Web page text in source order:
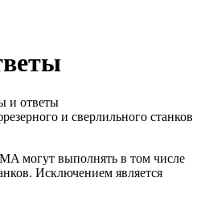
и ответы
и сверлильного станков
могут выполнять в том числе
Исключением является